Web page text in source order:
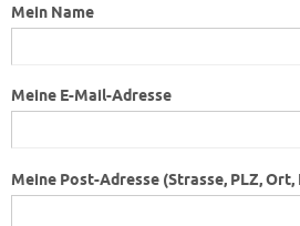
Mein Name
Meine E-Mail-Adresse
Meine Post-Adresse (Strasse, PLZ, Ort,